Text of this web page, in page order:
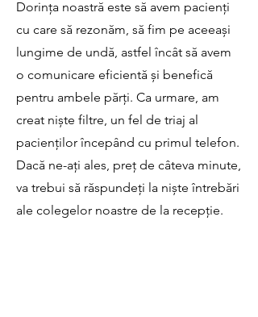
Dorința noastră este să avem pacienți
cu care să rezonăm, să fim pe aceeași
lungime de undă, astfel încât să avem
o comunicare eficientă și benefică
pentru ambele părți. Ca urmare, am
creat niște filtre, un fel de triaj al
pacienților începând cu primul telefon.
Dacă ne-ați ales, preț de câteva minute,
va trebui să răspundeți la niște întrebări
ale colegelor noastre de la recepție.